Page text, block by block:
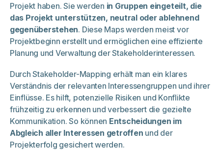
Projekt haben. Sie werden in Gruppen eingeteilt, die
das Projekt unterstützen, neutral oder ablehnend
gegenüberstehen. Diese Maps werden meist vor
Projektbeginn erstellt und ermöglichen eine effiziente
Planung und Verwaltung der Stakeholderinteressen.
Durch Stakeholder-Mapping erhält man ein klares
Verständnis der relevanten Interessengruppen und ihrer
Einflüsse. Es hilft, potenzielle Risiken und Konflikte
frühzeitig zu erkennen und verbessert die gezielte
Kommunikation. So können Entscheidungen im
Abgleich aller Interessen getroffen und der
Projekterfolg gesichert werden.